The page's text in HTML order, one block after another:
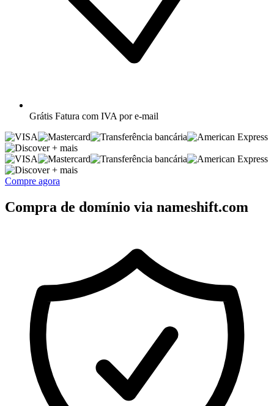
Grátis Fatura com IVA por e-mail
+ mais
+ mais
Compre agora
Compra de domínio via nameshift.com